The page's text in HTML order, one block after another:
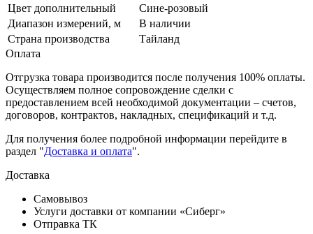
Цвет дополнительный
Сине-розовый
Диапазон измерений, м
В наличии
Страна производства
Тайланд
Оплата
Отгрузка товара производится после получения 100% оплаты.
Осуществляем полное сопровождение сделки с
предоставлением всей необходимой документации – счетов,
договоров, контрактов, накладных, спецификаций и т.д.
Для получения более подробной информации перейдите в
раздел "Доставка и оплата".
Доставка
Самовывоз
Услуги доставки от компании «Сиберг»
Отправка ТК